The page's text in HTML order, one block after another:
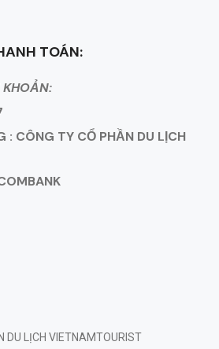
TOÁN:
KHOẢN:
CÔNG TY CỔ PHẦN DU LỊCH
DU LỊCH VIETNAMTOURIST